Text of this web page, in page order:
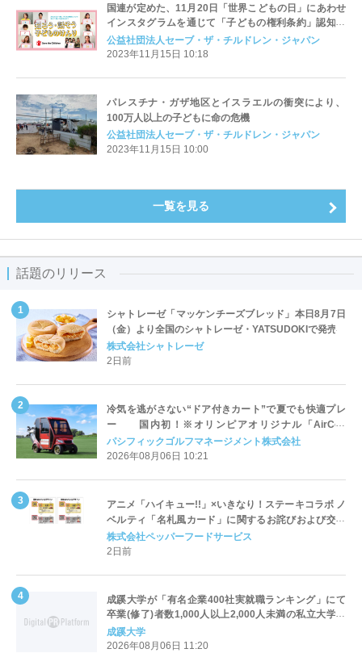
国連が定めた、11月20日「世界こどもの日」にあわせ
インスタグラムを通じて「子どもの権利条約」認知促
進へ ディーン・フジオカさん、渡辺満里奈さん、鈴木
亜美さんら著名人21人が条約を動画で紹介
公益社団法人セーブ・ザ・チルドレン・ジャパン
2023年11月15日 10:18
パレスチナ・ガザ地区とイスラエルの衝突により、
100万人以上の子どもに命の危機
公益社団法人セーブ・ザ・チルドレン・ジャパン
2023年11月15日 10:00
一覧を見る
話題のリリース
シャトレーゼ「マッケンチーズブレッド」本日8月7日
（金）より全国のシャトレーゼ・YATSUDOKIで発売
株式会社シャトレーゼ
2日前
冷気を逃がさない“ドア付きカート”で夏でも快適プレ
ー 国内初！※オリンピアオリジナル「AirCon
Cart（エアコンカート）」導入 | ＰＧＭ
パシフィックゴルフマネージメント株式会社
2026年08月06日 10:21
アニメ「ハイキュー!!」×いきなり！ステーキコラボ ノ
ベルティ「名札風カード」に関するお詫びおよび交換
対応についてのご案内
株式会社ペッパーフードサービス
2日前
成蹊大学が「有名企業400社実就職ランキング」にて
卒業(修了)者数1,000人以上2,000人未満の私立大学で
全国第1位を獲得！～実就職率は26.5%（前年比＋
4.3pt）に伸長、東京の私立大学でも10位にランクイン
成蹊大学
2026年08月06日 11:20